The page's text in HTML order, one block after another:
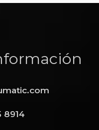
8914